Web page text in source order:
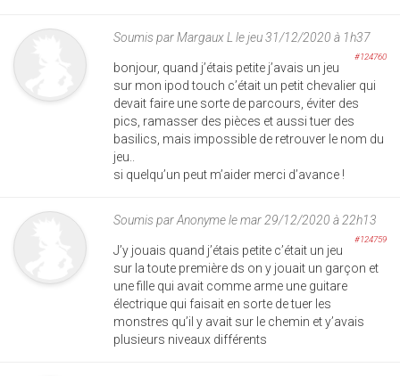
Soumis parMargaux L le jeu 31/12/2020 à 1h37
#124760
bonjour, quand j’étais petite j’avais un jeu
sur mon ipod touch c’était un petit chevalier qui
devait faire une sorte de parcours, éviter des
pics, ramasser des pièces et aussi tuer des
basilics, mais impossible de retrouver le nom du
jeu..
si quelqu’un peut m’aider merci d’avance !
Soumis parAnonymele mar 29/12/2020 à 22h13
#124759
J’y jouais quand j’étais petite c’était un jeu
sur la toute première ds on y jouait un garçon et
une fille qui avait comme arme une guitare
électrique qui faisait en sorte de tuer les
monstres qu’il y avait sur le chemin et y’avais
plusieurs niveaux différents